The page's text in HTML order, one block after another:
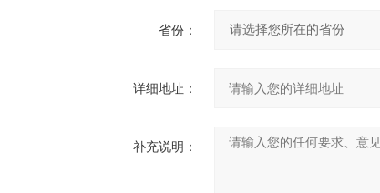
省份：
详细地址：
补充说明：